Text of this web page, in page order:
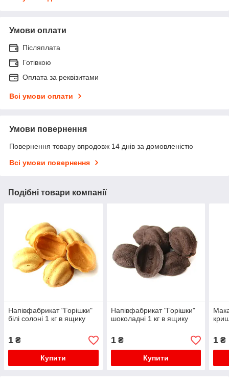
Умови оплати
Післяплата
Готівкою
Оплата за реквізитами
Всі умови оплати
Умови повернення
Повернення товару впродовж 14 днів за домовленістю
Всі умови повернення
Подібні товари компанії
Напівфабрикат "Горішки"
білі солоні 1 кг в ящику
1 ₴
Купити
Напівфабрикат "Горішки"
шоколадні 1 кг в ящику
1₴
Купити
1 ₴